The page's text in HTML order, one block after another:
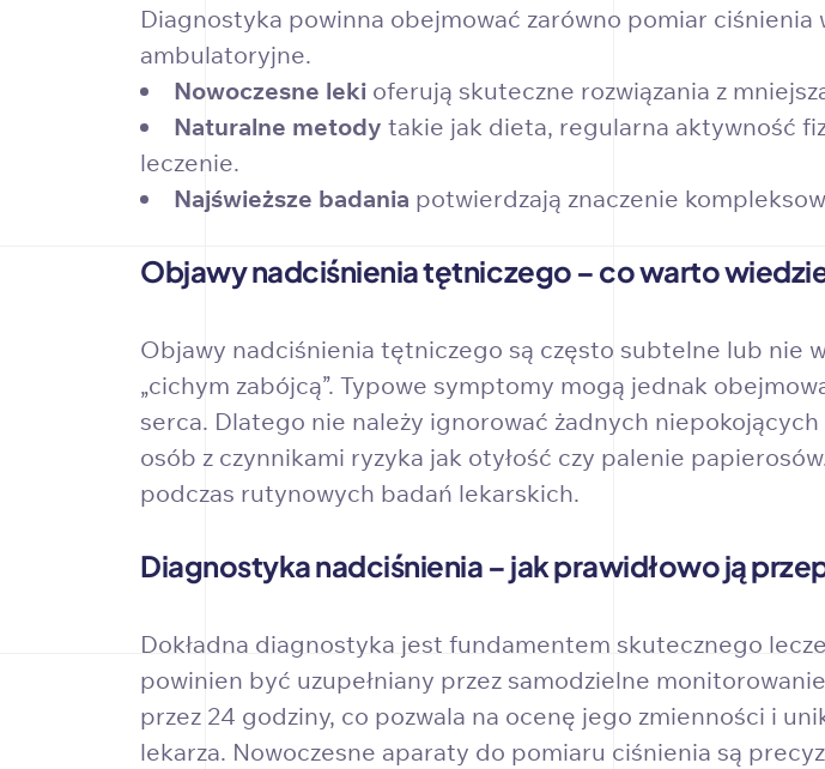
Diagnostyka powinna obejmować zarówno pomiar
ambulatoryjne.
Nowoczesne leki oferują skuteczne rozwiązania z
Naturalne metody takie jak dieta, regularna aktywność
leczenie.
Najświeższe badania potwierdzają znaczenie
Objawy nadciśnienia tętniczego – co warto
Objawy nadciśnienia tętniczego są często subtelne lub nie
„cichym zabójcą”. Typowe symptomy mogą jednak
serca. Dlatego nie należy ignorować żadnych
osób z czynnikami ryzyka jak otyłość czy palenie
podczas rutynowych badań lekarskich.
Diagnostyka nadciśnienia – jak prawidłowo ją
Dokładna diagnostyka jest fundamentem skutecznego
powinien być uzupełniany przez samodzielne
przez 24 godziny, co pozwala na ocenę jego zmienności i
lekarza. Nowoczesne aparaty do pomiaru ciśnienia są